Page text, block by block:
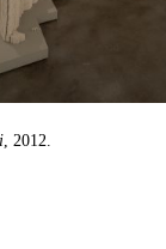
, 2012.